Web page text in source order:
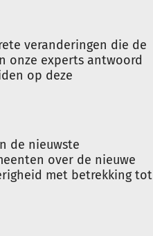
veranderingen die de
onze experts antwoord
op deze
de nieuwste
over de nieuwe
met betrekking tot